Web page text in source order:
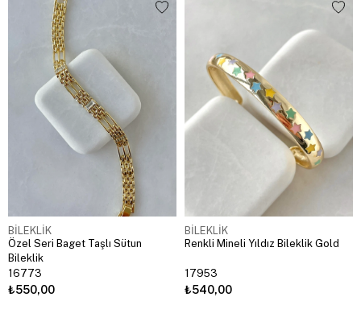
BİLEKLİK
Özel Seri Baget Taşlı Sütun
Bileklik
16773
₺550,00
BİLEKLİK
Renkli Mineli Yıldız Bileklik Gold
17953
₺540,00